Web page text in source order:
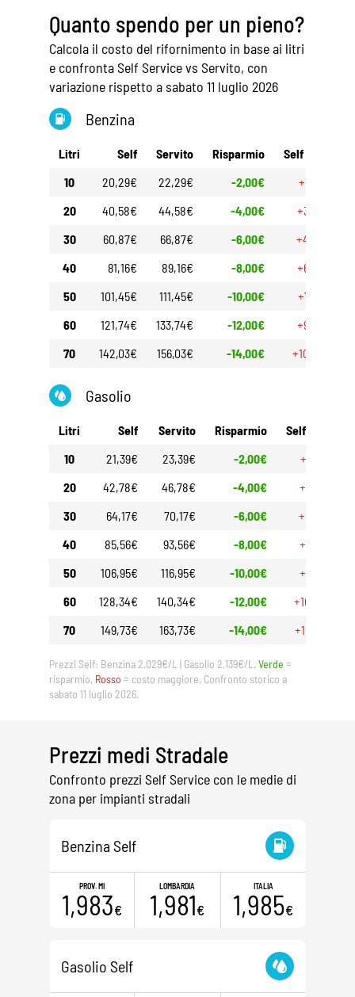
Quanto spendo per un pieno?
Calcola il costo del rifornimento in base ai litri
e confronta Self Service vs Servito, con
variazione rispetto a sabato 11 luglio 2026
Benzina
Litri Self Servito Risparmio Self 30gg
10
20,29€ 22,29€ -2,00€
+1,50€
20
40,58€ 44,58€ -4,00€
+3,00€
30
60,87€ 66,87€ -6,00€
+4,50€
40
81,16€ 89,16€ -8,00€
+6,00€
50
101,45€ 111,45€ -10,00€
+7,50€
60
121,74€ 133,74€ -12,00€
+9,00€
70
142,03€ 156,03€ -14,00€ +10,50€
Gasolio
Litri Self Servito Risparmio Self 30gg
10
21,39€ 23,39€ -2,00€
+1,80€
20
42,78€ 46,78€ -4,00€
+3,60€
30
64,17€ 70,17€ -6,00€
+5,40€
40
85,56€ 93,56€ -8,00€
+7,20€
50
106,95€ 116,95€ -10,00€
+9,00€
60
128,34€ 140,34€ -12,00€
+10,80€
70
149,73€ 163,73€ -14,00€ +12,60€
Prezzi Self: Benzina 2,029€/L | Gasolio 2,139€/L. Verde =
risparmio, Rosso = costo maggiore. Confronto storico a
sabato 11 luglio 2026.
Prezzi medi Stradale
Confronto prezzi Self Service con le medie di
zona per impianti stradali
Benzina Self
PROV. MI
1,983€
LOMBARDIA
1,981€
ITALIA
1,985€
Gasolio Self